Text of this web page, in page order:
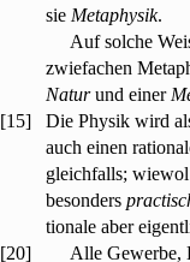
sie Metaphysik.
Auf solche
zwiefachen
Naturund einer
[15]
Die Physik wird
auch einen
gleichfalls;
besonders
tionale aber
[20]
Alle Gewerbe,